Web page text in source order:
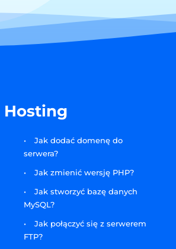
Hosting
Jak dodać domenę do
serwera?
Jak zmienić wersję PHP?
Jak stworzyć bazę danych
MySQL?
Jak połączyć się z serwerem
FTP?